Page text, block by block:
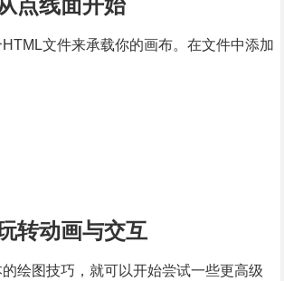
点线面开始
文件来承载你的画布。在文件中添加
转动画与交互
绘图技巧，就可以开始尝试一些更高级